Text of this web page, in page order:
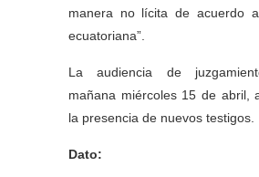
manera no lícita de acuerdo
ecuatoriana”.
La audiencia de
mañana miércoles 15 de abril,
la presencia de nuevos testigos.
Dato: